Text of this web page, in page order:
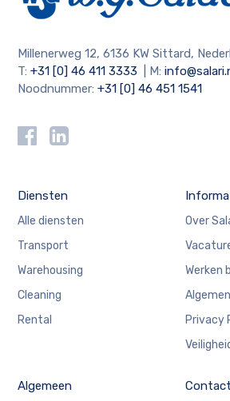
Millenerweg 12, 6136 KW Sittard,
T:+31 [0] 46 411 3333 | M:
Noodnummer:+31 [0] 46 451 1541
Diensten
Alle diensten
Transport
Warehousing
Cleaning
Rental
Over
Werken
Privacy
Algemeen Contact